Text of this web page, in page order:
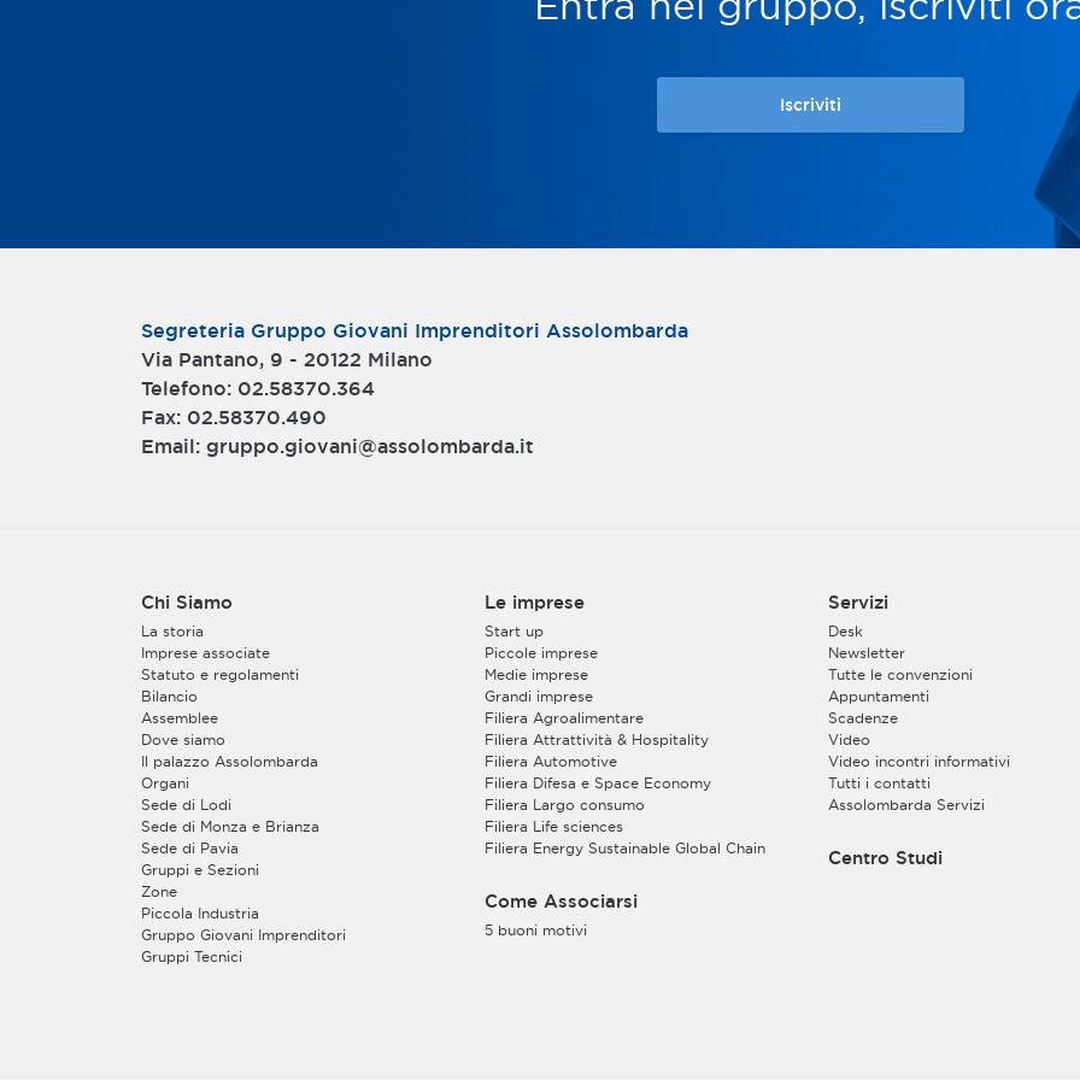
Iscriviti
Segreteria Gruppo Giovani Imprenditori Assolombarda
Via Pantano, 9 - 20122 Milano
Telefono: 02.58370.364
Fax: 02.58370.490
Email: gruppo.giovani@assolombarda.it
Chi Siamo
La storia
Imprese associate
Statuto e regolamenti
Bilancio
Assemblee
Dove siamo
Il palazzo Assolombarda
Organi
Sede di Lodi
Sede di Monza e Brianza
Sede di Pavia
Gruppi e Sezioni
Zone
Piccola Industria
Gruppo Giovani Imprenditori
Gruppi Tecnici
Le imprese
Start up
Piccole imprese
Medie imprese
Grandi imprese
Filiera Agroalimentare
Filiera Attrattività & Hospitality
Filiera Automotive
Filiera Difesa e Space Economy
Filiera Largo consumo
Filiera Life sciences
Filiera Energy Sustainable Global Chain
Come Associarsi
5 buoni motivi
Servizi
Desk
Newsletter
Tutte le convenzioni
Appuntamenti
Scadenze
Video
Video incontri informativi
Tutti i contatti
Assolombarda Servizi
Centro Studi